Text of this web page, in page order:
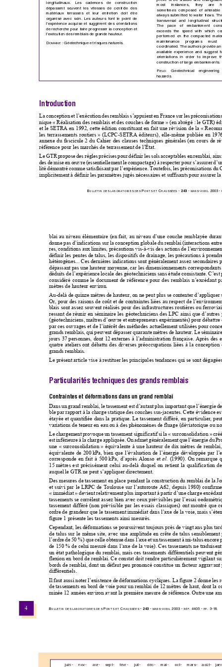
BULLETIN DES LABORATOIRES DES PONTS ET CHAUSSÉES - 243 - MARS-AVRIL 2003 -
longitudinaux. Les cadences de construction
dépassent souvent les vitesses de contrôle des
matériaux terrassés et leur entretien doit être
organisé avec soin. Les auteurs font le point de
l’expérience acquise et suggèrent des orientations
de recherche pour faire progresser la conception et
l’exécution des remblais de grande hauteur.
DOMAINE : Géotechnique et risques naturels.
most instances, they are
sometimes composed of alterable
always submitted to water flows.
transversal and longitudinal
The pace of embankment
exceeds the speed with which
performed on the compacted
maintenance programs must
coordinated. The authors provide
available experience and
suggest
orientations in order to improve
construction of large embankments.
FIELD:
Geotechnical
hazards.
Introduction
La conception et l’exécution des remblais s’appuient en France sur les
nique « Réalisation des remblais et des couches de forme » (en abrégé : le GTR)
et le SETRA en 1992, cette édition constituant en fait une révision de la «
les terrassements routiers » (LCPC-SETRA éditeurs), elle-même publiée en 197
annexe du fascicule 2 du Cahier des clauses techniques générales (en cours de
référence pour les marchés de terrassement de l’État.
Le GTR propose des règles précises pour définir les sols acceptables en remblai,
des de mise en œuvre (essentiellement le compactage) à respecter pour s’assurer
lité démontré comme satisfaisant par l’expérience. Toutefois, les préconisations du
implicitement à définir les paramètres jugés nécessaires et suffisants pour assurer
B ULLETIN DES LABORATOIRES DE S PONTS ET CHAUSSÉES - 243 - MARS-AVRIL 2003 - RÉF. 4405 - PP . 3-18
4
blai au niveau élémentaire (en fait, au niveau d’une couche remblayée du
donne pas d’indications sur la conception globale du remblai (interactions
res, conditions aux limites, précautions vis-à-vis des actions de l’environnem
définir les pentes de talus, les dispositifs de drainage, les précautions à
hétérogènes... Ces dernières indications sont généralement assez secondaires
dépassant pas une hauteur moyenne, car les dimensionnements
déduits de l’expérience locale des géotechniciens sans étude consistante. C’est
considéré comme le document de référence pour des remblais n’excédant
mètres de hauteur environ.
Au-delà de quinze mètres de hauteur, on ne peut plus se contenter d’appliquer
Or, pour des raisons de coût et de contraintes liées au respect de
blais sont assez souvent réalisés pour des infrastructures routières ou
ressant de réunir en séminaire les géotechniciens des LPC ainsi que d’autres
(géotechniciens, maîtres d’œuvre et entrepreneurs expérimentés) pour débattre
par ces ouvrages et de l’intérêt des méthodes actuellement utilisées pour
grands remblais, qui peuvent dépasser quarante mètres de hauteur. Le
jours 37 personnes, dont 12 externes à l’administration française. Après des
quatre ateliers ont débattu des diverses préoccupations liées à la conception
grands remblais.
Le présent article vise à restituer les principales tendances qui se sont
Particularités techniques des grands remblais
Contraintes et déformations dans un grand remblai
Dans un grand remblai, le tassement est d’autantplus important que l’énergie
ble par rapport à la charge statique des couches sus-jacentes. Cette évidence
étayée et quantifiée dans la pratique. Le tassement différé, en particulier,
variations de teneur en eau ou à des phénomènes de fluage (déviatorique ou
Le chargement provoque un tassement significatif si la « surconsolidation »
est inférieure à la charge appliquée. On admet généralement que l’énergie du
une « surconsolidation » équivalente à une hauteur de dix mètres de
équivalente de 200 kPa, bien que l’évaluation de l’énergie développée par
corresponde en fait à 500 kPa, d’après Alonso et al. (1990). On remarque
15 mètres est précisément celui au-delà duquel on retient la qualification
auquel le GTR ne peut s’appliquer directement.
Des mesures de tassement en place pendant la construction du remblai de la
et suivi par le LRPC de Toulouse sur l’autoroute A62, depuis 1980) confirme
« immédiat » devient relativement plus important à partir d’une charge
tassements se corrèlent assez bien avec ceux prévisibles par l’essai
tassement différé (non prévisible par les essais classiques) ont montré que
ordre de grandeur que le tassement immédiat dans l’axe de la voie, mais
figure 1 présente les tassements ainsi mesurés.
Cependant, les déformations se poursuivent toujours près de vingt ans plus
de talus sur le même site, avec une amplitude en crête de talus sensiblement
l’ordre de 50 %) que celle obtenue dans l’axe et un tassement à mi-talus encore
de 150 % de celui mesuré dans l’axe de la voie). Ces tassements ne
un état pathologique du remblai, mais ces tassements différentiels peuvent
flexion en bord de remblai. Ce constat doit rendre particulièrement vigilant
bords de remblai, dont un défaut peu prononcé constitue un facteur aggravant
différentiels.
Il faut aussi noter l’existence de déformations cycliques. La figure 2 donne les
de tassements en bord de voie pour un remblai de 12 mètres de haut, dont la
minée 12 années environ avant la première mesure de référence. Outre une
juin -
nov-
avr-
sept-
févr-
juil-
déc-
mai -
oct-
mars-
août-